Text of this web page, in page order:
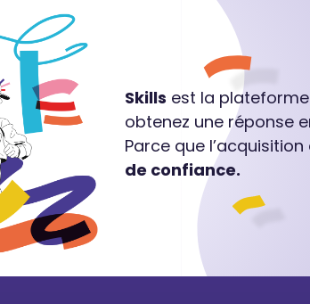
Skills est la
obtenez une réponse
Parce que
de confiance.